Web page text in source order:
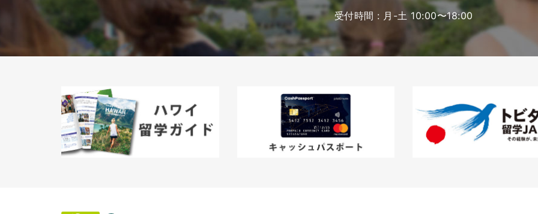
受付時間 : 月-土 10:00〜18:00